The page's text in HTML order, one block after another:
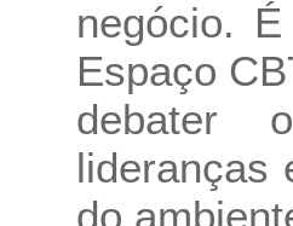
negócio.
Espaço
debater
lideranças
do